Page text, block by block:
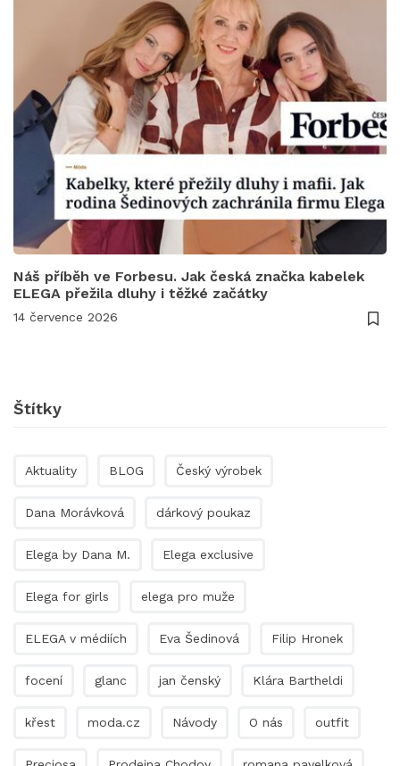
Náš příběh ve Forbesu. Jak česká značka kabelek
ELEGA přežila dluhy i těžké začátky
14 července 2026
Štítky
Aktuality BLOG Český výrobek
Dana Morávková dárkový poukaz
Elega by Dana M. Elega exclusive
Elega for girls elega pro muže
ELEGA v médiích Eva Šedinová Filip Hronek
focení glanc jan čenský Klára Bartheldi
křest moda.cz Návody O nás outfit